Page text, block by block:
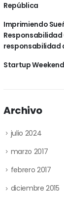
República
Imprimiendo
responsabilidad
Startup
Archivo
julio 2024
marzo 2017
febrero 2017
diciembre 2015